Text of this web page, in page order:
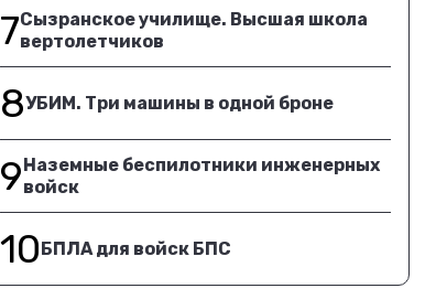
7Сызранское училище. Высшая школа
вертолетчиков
8УБИМ. Три машины в одной броне
9Наземные беспилотники инженерных
войск
10БПЛА для войск БПС